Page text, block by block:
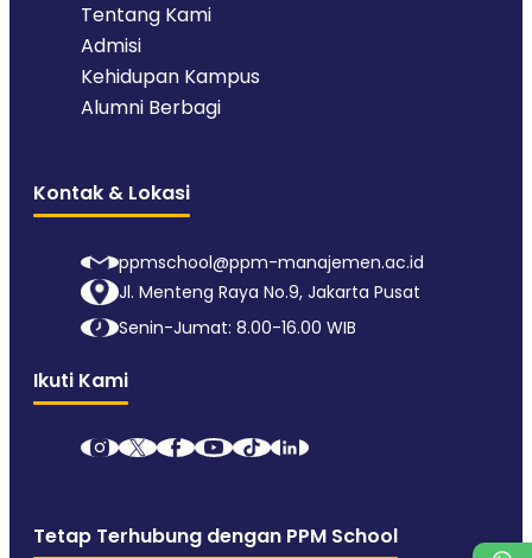
Tentang Kami
Admisi
Kehidupan Kampus
Alumni Berbagi
Kontak & Lokasi
ppmschool@ppm-manajemen.ac.id
Jl. Menteng Raya No.9, Jakarta Pusat
Senin-Jumat: 8.00-16.00 WIB
Ikuti Kami
Tetap Terhubung dengan PPM School